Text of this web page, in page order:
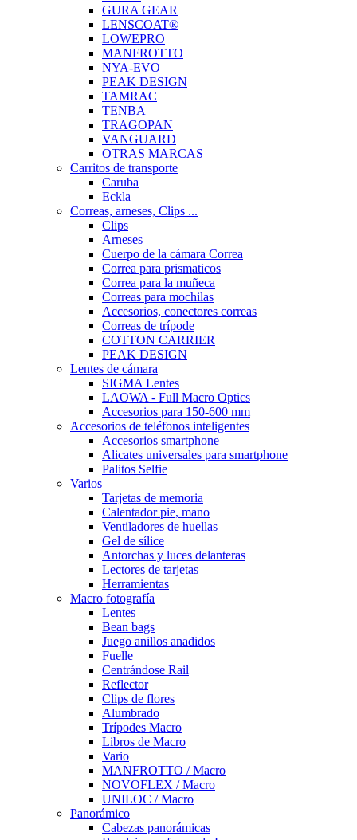
GURA GEAR
LENSCOAT®
LOWEPRO
MANFROTTO
NYA-EVO
PEAK DESIGN
TAMRAC
TENBA
TRAGOPAN
VANGUARD
OTRAS MARCAS
Carritos de transporte
Caruba
Eckla
Correas, arneses, Clips ...
Clips
Arneses
Cuerpo de la cámara Correa
Correa para prismaticos
Correa para la muñeca
Correas para mochilas
Accesorios, conectores correas
Correas de trípode
COTTON CARRIER
PEAK DESIGN
Lentes de cámara
SIGMA Lentes
LAOWA - Full Macro Optics
Accesorios para 150-600 mm
Accesorios de teléfonos inteligentes
Accesorios smartphone
Alicates universales para smartphone
Palitos Selfie
Varios
Tarjetas de memoria
Calentador pie, mano
Ventiladores de huellas
Gel de sílice
Antorchas y luces delanteras
Lectores de tarjetas
Herramientas
Macro fotografía
Lentes
Bean bags
Juego anillos anadidos
Fuelle
Centrándose Rail
Reflector
Clips de flores
Alumbrado
Trípodes Macro
Libros de Macro
Vario
MANFROTTO / Macro
NOVOFLEX / Macro
UNILOC / Macro
Panorámico
Cabezas panorámicas